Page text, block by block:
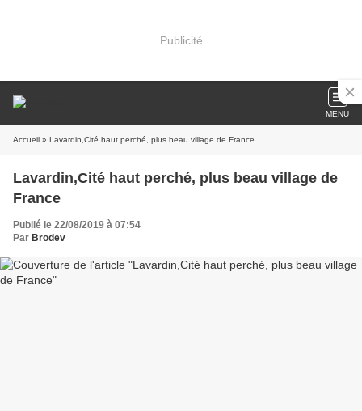
Publicité
MENU
Accueil » Lavardin,Cité haut perché, plus beau village de France
Lavardin,Cité haut perché, plus beau village de
France
Publié le 22/08/2019 à 07:54
Par Brodev